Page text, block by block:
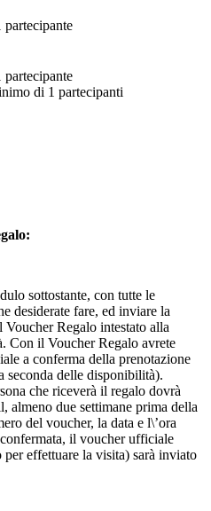
partecipante
partecipante
di 1 partecipanti
sottostante, con tutte le
desiderate fare, ed inviare la
Regalo intestato alla
Con il Voucher Regalo avrete
a conferma della prenotazione
seconda delle disponibilità).
che riceverà il regalo dovrà
almeno due settimane prima della
del voucher, la data e l\’ora
il voucher ufficiale
effettuare la visita) sarà inviato